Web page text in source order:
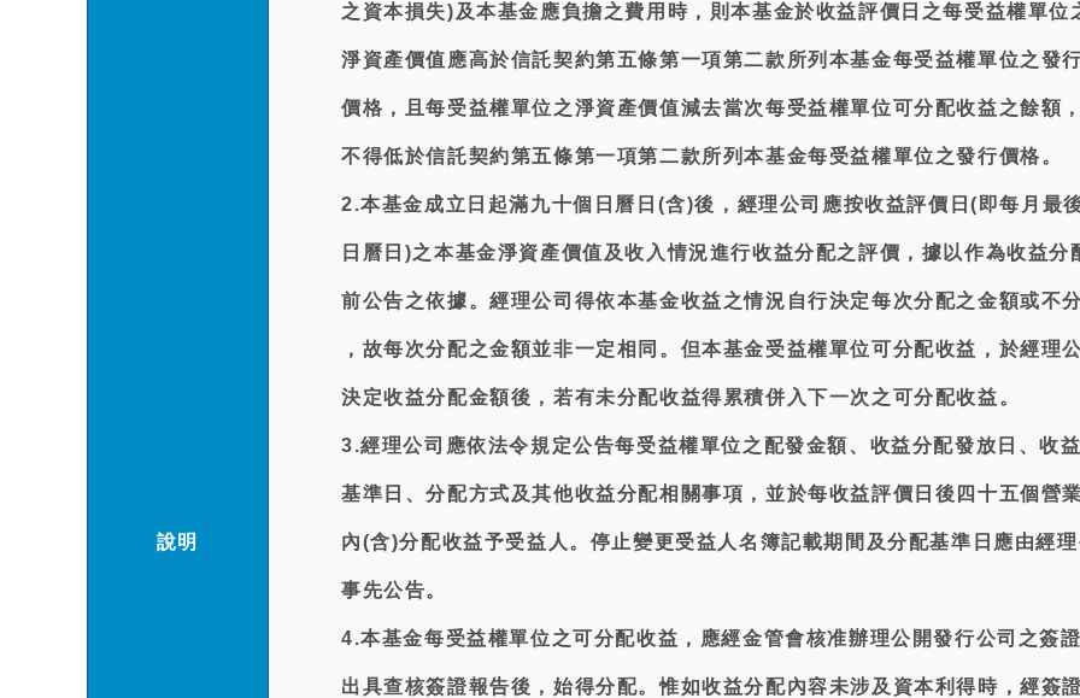
說明
之資本損失)及本基金應負擔之費用時，則本基金於收益評價日之每受益權單位
淨資產價值應高於信託契約第五條第一項第二款所列本基金每受益權單位之發
價格，且每受益權單位之淨資產價值減去當次每受益權單位可分配收益之餘額，
不得低於信託契約第五條第一項第二款所列本基金每受益權單位之發行價格。
2.本基金成立日起滿九十個日曆日(含)後，經理公司應按收益評價日(即每月最
日曆日)之本基金淨資產價值及收入情況進行收益分配之評價，據以作為收益分
前公告之依據。經理公司得依本基金收益之情況自行決定每次分配之金額或不
，故每次分配之金額並非一定相同。但本基金受益權單位可分配收益，於經理
決定收益分配金額後，若有未分配收益得累積併入下一次之可分配收益。
3.經理公司應依法令規定公告每受益權單位之配發金額、收益分配發放日、收
基準日、分配方式及其他收益分配相關事項，並於每收益評價日後四十五個營
內(含)分配收益予受益人。停止變更受益人名簿記載期間及分配基準日應由經理
事先公告。
4.本基金每受益權單位之可分配收益，應經金管會核准辦理公開發行公司之簽
出具查核簽證報告後，始得分配。惟如收益分配內容未涉及資本利得時，經簽